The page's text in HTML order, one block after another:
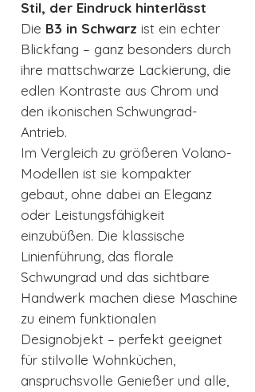
Stil, der Eindruck hinterlässt
Die B3 in Schwarz ist ein echter
Blickfang – ganz besonders durch
ihre mattschwarze Lackierung, die
edlen Kontraste aus Chrom und
den ikonischen Schwungrad-
Antrieb.
Im Vergleich zu größeren Volano-
Modellen ist sie kompakter
gebaut, ohne dabei an Eleganz
oder Leistungsfähigkeit
einzubüßen. Die klassische
Linienführung, das florale
Schwungrad und das sichtbare
Handwerk machen diese Maschine
zu einem funktionalen
Designobjekt – perfekt geeignet
für stilvolle Wohnküchen,
anspruchsvolle Genießer und alle,